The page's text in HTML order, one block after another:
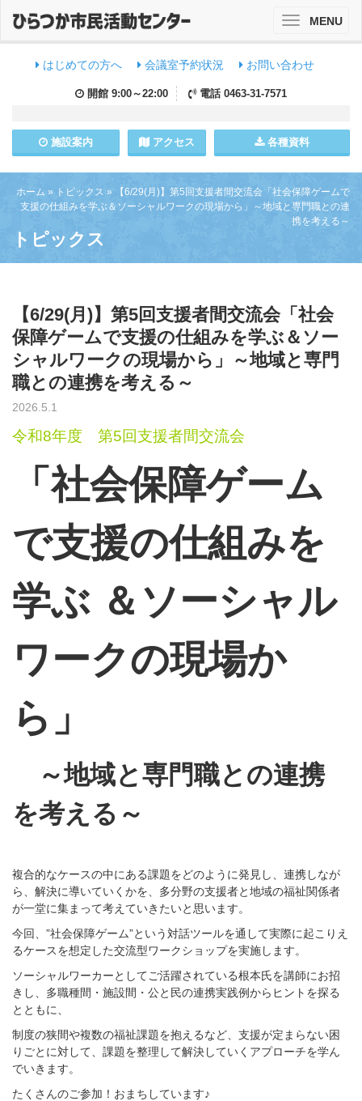
はじめての方へ 会議室予約状況 お問い合わせ
開館 9:00～22:00 電話 0463-31-7571
施設案内 アクセス 各種資料
ToggleMENU
ホーム » トピックス »
【6/29(月)】第5回支援者間交流会「社会保障ゲームで
支援の仕組みを学ぶ＆ソーシャルワークの現場から」～地域と専門職との連
携を考える～
トピックス
【6/29(月)】第5回支援者間交流会「社会
保障ゲームで支援の仕組みを学ぶ＆ソー
シャルワークの現場から」～地域と専門
職との連携を考える～
2026.5.1
令和8年度 第5回支援者間交流会
「社会保障ゲーム
で支援の仕組みを
学ぶ ＆ ソーシャル
ワークの現場か
ら」
～地域と専門職との連携
を考える～
複合的なケースの中にある課題をどのように発⾒し、連携しなが
ら、解決に導いていくかを、多分野の⽀援者と地域の福祉関係者
が一堂に集まって考えていきたいと思います。
今回、”社会保障ゲーム”という対話ツールを通して実際に起こりえ
るケースを想定した交流型ワークショップを実施します。
ソーシャルワーカーとしてご活躍されている根本⽒を講師にお招
きし、多職種間・施設間・公と⺠の連携実践例からヒントを探る
とともに、
制度の狭間や複数の福祉課題を抱えるなど、⽀援が定まらない困
りごとに対して、課題を整理して解決していくアプローチを学ん
でいきます。
たくさんのご参加！おまちしています♪